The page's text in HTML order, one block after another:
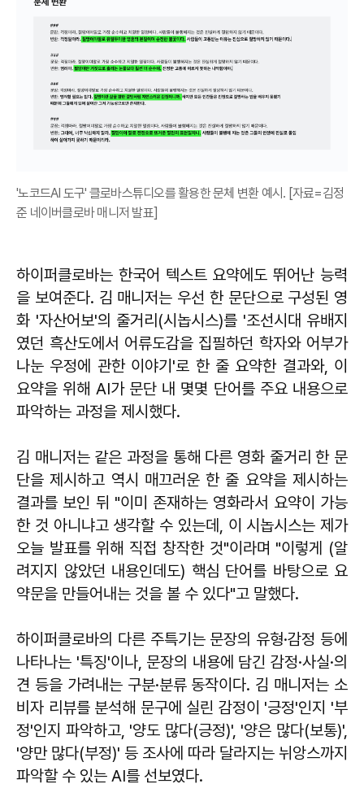
'노코드AI 도구' 클로바스튜디오를 활용한 문체 변환 예시. [자료=김정
준 네이버클로바 매니저 발표]
하이퍼클로바는 한국어 텍스트 요약에도 뛰어난 능력
을 보여준다. 김 매니저는 우선 한 문단으로 구성된 영
화 '자산어보'의 줄거리(시놉시스)를 '조선시대 유배지
였던 흑산도에서 어류도감을 집필하던 학자와 어부가
나눈 우정에 관한 이야기'로 한 줄 요약한 결과와, 이
요약을 위해 AI가 문단 내 몇몇 단어를 주요 내용으로
파악하는 과정을 제시했다.
김 매니저는 같은 과정을 통해 다른 영화 줄거리 한 문
단을 제시하고 역시 매끄러운 한 줄 요약을 제시하는
결과를 보인 뒤 "이미 존재하는 영화라서 요약이 가능
한 것 아니냐고 생각할 수 있는데, 이 시놉시스는 제가
오늘 발표를 위해 직접 창작한 것"이라며 "이렇게 (알
려지지 않았던 내용인데도) 핵심 단어를 바탕으로 요
약문을 만들어내는 것을 볼 수 있다"고 말했다.
하이퍼클로바의 다른 주특기는 문장의 유형·감정 등에
나타나는 '특징'이나, 문장의 내용에 담긴 감정·사실·의
견 등을 가려내는 구분·분류 동작이다. 김 매니저는 소
비자 리뷰를 분석해 문구에 실린 감정이 '긍정'인지 '부
정'인지 파악하고, '양도 많다(긍정)', '양은 많다(보통)',
'양만 많다(부정)' 등 조사에 따라 달라지는 뉘앙스까지
파악할 수 있는 AI를 선보였다.